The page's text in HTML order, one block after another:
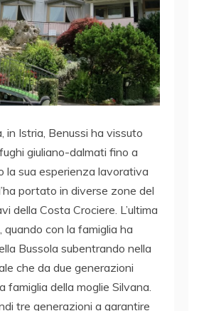
in Istria, Benussi ha vissuto
giuliano-dalmati fino a
la sua esperienza lavorativa
portato in diverse zone del
della Costa Crociere. L’ultima
con la famiglia ha
Bussola subentrando nella
che da due generazioni
famiglia della moglie Silvana.
tre generazioni a garantire